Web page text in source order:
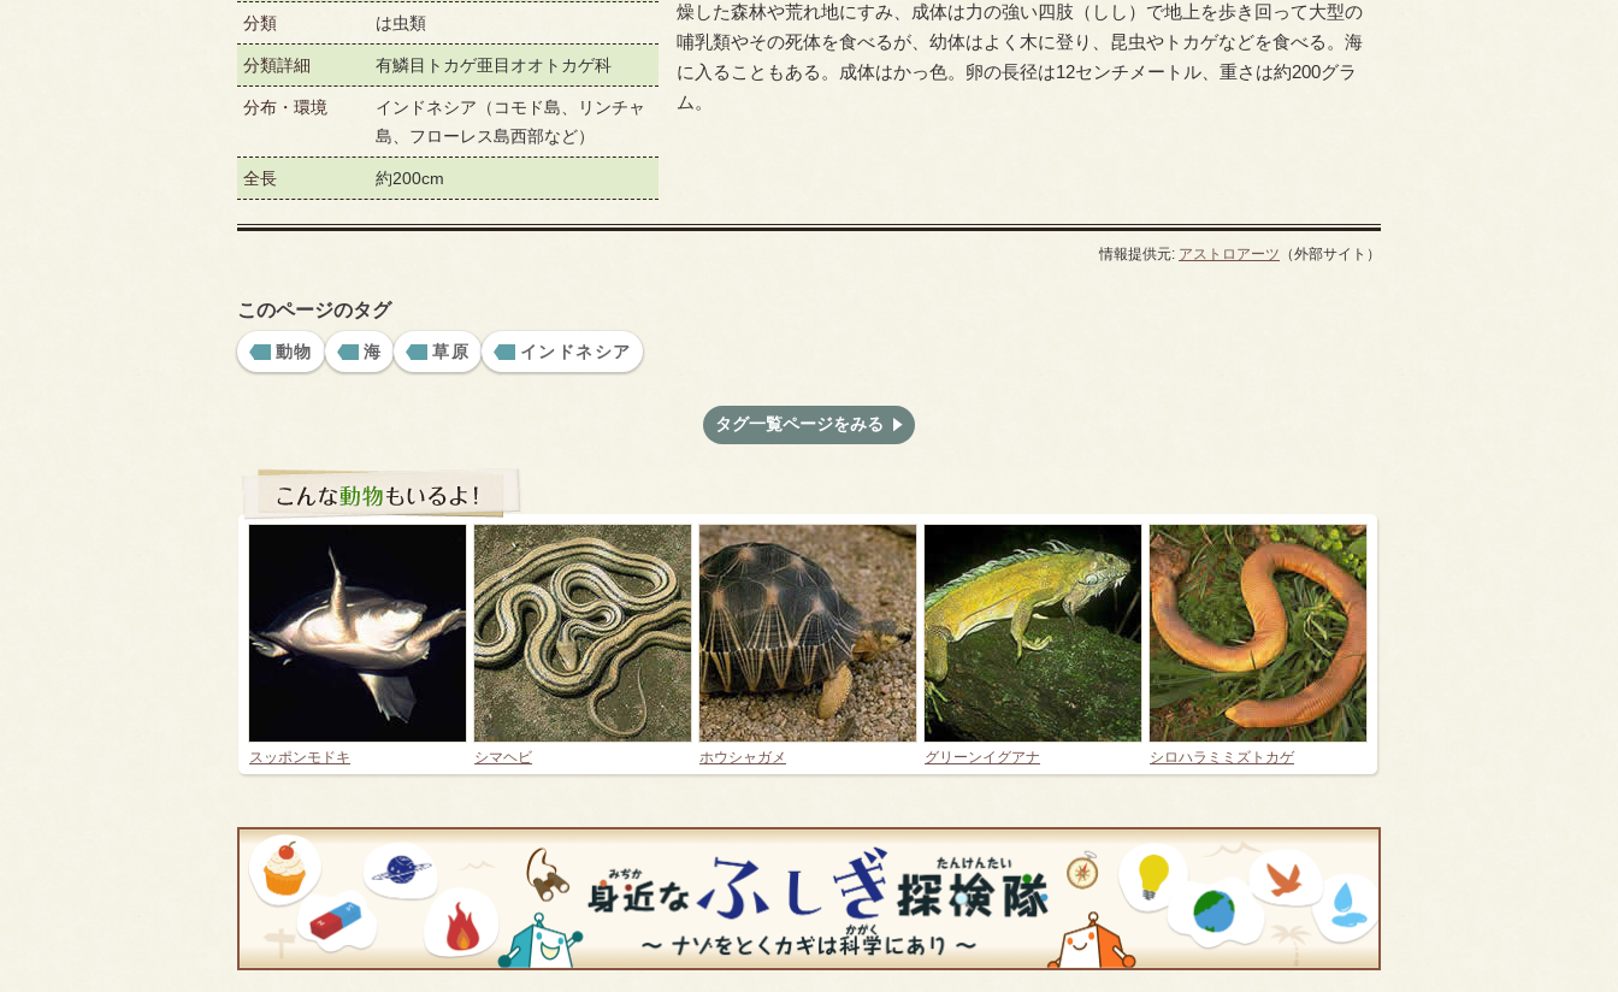
分類 は虫類
分類詳細 有鱗目トカゲ亜目オオトカゲ科
分布・環境
インドネシア（コモド島、リンチャ
島、フローレス島西部など）
全長 約200cm
燥した森林や荒れ地にすみ、成体は力の強い四肢（しし）で地上を歩き回って大型の
哺乳類やその死体を食べるが、幼体はよく木に登り、昆虫やトカゲなどを食べる。海
に入ることもある。成体はかっ色。卵の長径は12センチメートル、重さは約200グラ
ム。
情報提供元: アストロアーツ （外部サイト）
このページのタグ
動物 海 草原 インドネシア
タグ一覧ページをみる
スッポンモドキ シマヘビ ホウシャガメ グリーンイグアナ シロハラミミズトカゲ